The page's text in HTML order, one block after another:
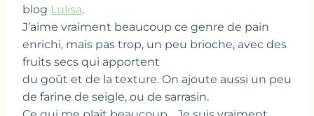
blog Lulisa.
J’aime vraiment beaucoup ce genre de pain
enrichi, mais pas trop, un peu brioche, avec des
fruits secs qui apportent
du goût et de la texture. On ajoute aussi un peu
de farine de seigle, ou de sarrasin.